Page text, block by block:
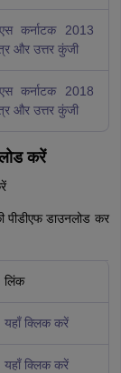
कर्नाटक 2013
और उत्तर कुंजी
कर्नाटक 2018
और उत्तर कुंजी
करें
पीडीएफ डाउनलोड कर
लिंक
यहाँ क्लिक करें
यहाँ क्लिक करें